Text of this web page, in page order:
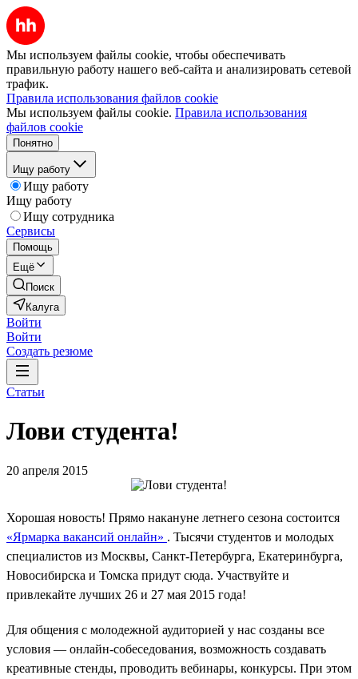
Мы используем файлы cookie, чтобы обеспечивать
правильную работу нашего веб-сайта и анализировать сетевой
трафик.
Правила использования файлов cookie
Мы используем файлы cookie. Правила использования
файлов cookie
Понятно
Ищу работу
Ищу работу
Ищу работу
Ищу сотрудника
Сервисы
Помощь
Ещё
Поиск
Калуга
Войти
Войти
Создать резюме
Статьи
Лови студента!
20 апреля 2015
Хорошая новость! Прямо накануне летнего сезона состоится
«Ярмарка вакансий онлайн» . Тысячи студентов и молодых
специалистов из Москвы, Санкт-Петербурга, Екатеринбурга,
Новосибирска и Томска придут сюда. Участвуйте и
привлекайте лучших 26 и 27 мая 2015 года!
Для общения с молодежной аудиторией у нас созданы все
условия — онлайн-собеседования, возможность создавать
креативные стенды, проводить вебинары, конкурсы. При этом